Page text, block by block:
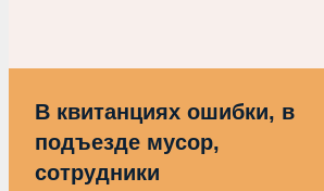
В квитанциях ошибки, в
подъезде мусор,
сотрудники